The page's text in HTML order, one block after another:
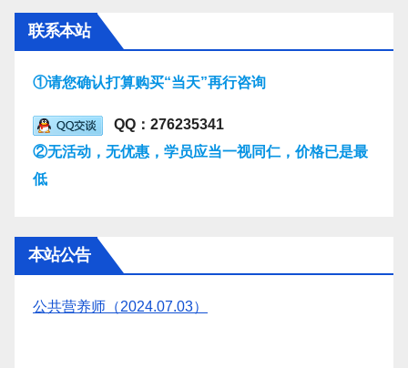
联系本站
①请您确认打算购买“当天”再行咨询
QQ：276235341
②无活动，无优惠，学员应当一视同仁，价格已是最
低
本站公告
公共营养师（2024.07.03）